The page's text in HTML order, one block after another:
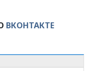
ВКОНТАКТЕ